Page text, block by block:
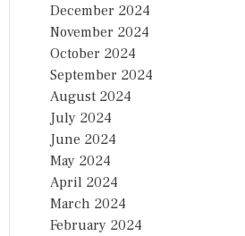
December 2024
November 2024
October 2024
September 2024
August 2024
July 2024
June 2024
May 2024
April 2024
March 2024
February 2024